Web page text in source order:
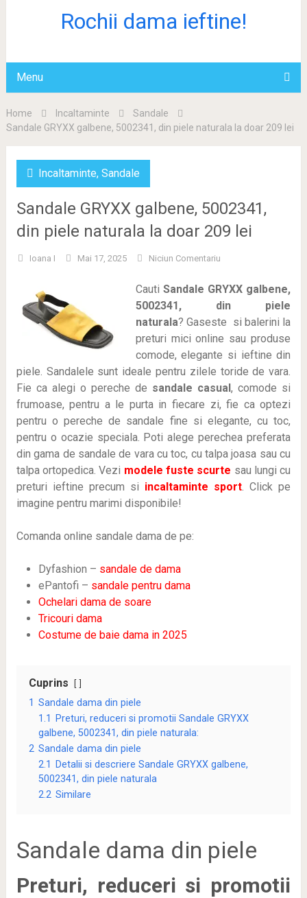
Rochii dama ieftine!
Menu
Home Incaltaminte
Sandale
Sandale GRYXX galbene, 5002341, din piele naturala la doar 209 lei
Incaltaminte, Sandale
Sandale GRYXX galbene, 5002341,
din piele naturala la doar 209 lei
Ioana I Mai 17, 2025 Niciun Comentariu
Cauti Sandale GRYXX galbene,
5002341, din piele
naturala? Gaseste si balerini la
preturi mici online sau produse
comode, elegante si ieftine din
piele. Sandalele sunt ideale pentru zilele toride de vara.
Fie ca alegi o pereche de sandale casual, comode si
frumoase, pentru a le purta in fiecare zi, fie ca optezi
pentru o pereche de sandale fine si elegante, cu toc,
pentru o ocazie speciala. Poti alege perechea preferata
din gama de sandale de vara cu toc, cu talpa joasa sau cu
talpa ortopedica. Vezi modele fuste scurte sau lungi cu
preturi ieftine precum si incaltaminte sport. Click pe
imagine pentru marimi disponibile!
Comanda online sandale dama de pe:
Dyfashion – sandale de dama
ePantofi – sandale pentru dama
Ochelari dama de soare
Tricouri dama
Costume de baie dama in 2025
Cuprins
1 Sandale dama din piele
1.1
Preturi, reduceri si promotii Sandale GRYXX
galbene, 5002341, din piele naturala:
2 Sandale dama din piele
2.1
Detalii si descriere Sandale GRYXX galbene,
5002341, din piele naturala
2.2 Similare
Sandale dama din piele
Preturi, reduceri si promotii